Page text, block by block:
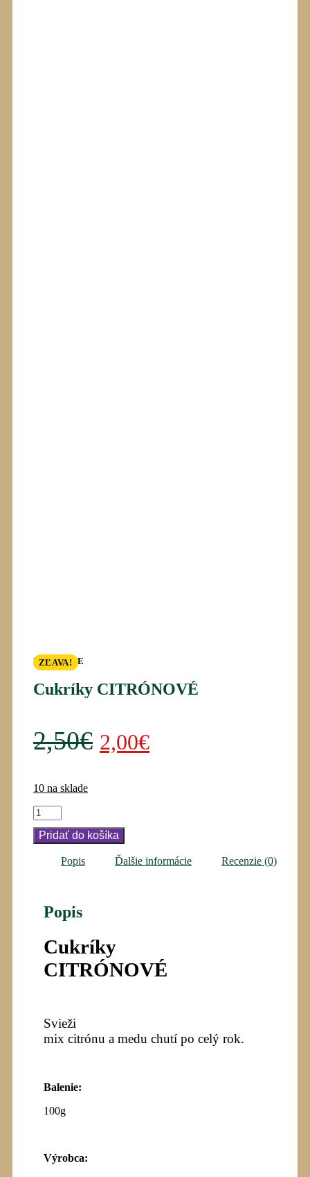
ZĽAVA!
NA SKLADE
Cukríky CITRÓNOVÉ
2,50€ Pôvodná
2,50€.
2,00€Aktuálna
10 na sklade
množstvo
Cukríky
CITRÓNOVÉ
Pridať do košíka
Popis Ďalšie informácie Recenzie (0)
Popis
Cukríky
CITRÓNOVÉ
Svieži
mix citrónu a medu chutí po celý rok.
Balenie:
100g
Výrobca: